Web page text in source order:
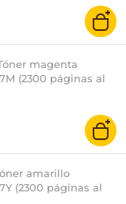
magenta
(2300 páginas al
amarillo
(2300 páginas al